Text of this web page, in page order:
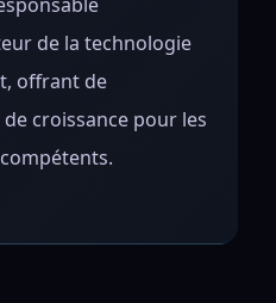
de la technologie
offrant de
croissance pour les